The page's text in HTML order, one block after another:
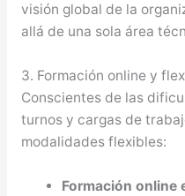
visión global de la
allá de una sola área
3. Formación online y
Conscientes de las
turnos y cargas de
modalidades flexibles:
Formación online